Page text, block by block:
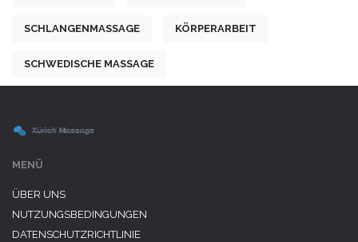
SCHLANGENMASSAGE KÖRPERARBEIT
SCHWEDISCHE MASSAGE
MENÜ
ÜBER UNS
NUTZUNGSBEDINGUNGEN
DATENSCHUTZRICHTLINIE